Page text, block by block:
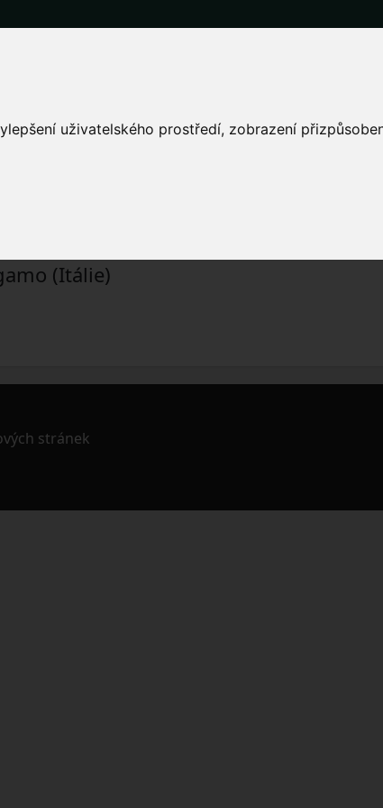
uživatelského prostředí, zobrazení
zápas
(Itálie)
stránek